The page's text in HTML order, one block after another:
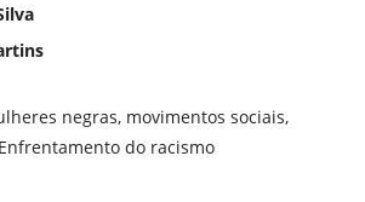
negras, movimentos sociais,
do racismo